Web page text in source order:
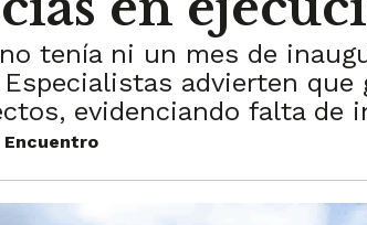
tenía ni un mes de
advierten
evidenciando falta de
Encuentro